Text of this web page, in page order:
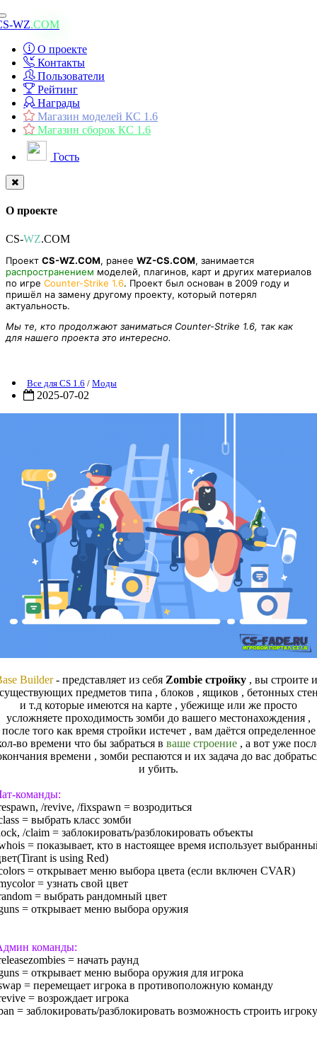
Toggle
navigation
WZ.COM
О проекте
Контакты
Пользователи
Рейтинг
Награды
Магазин моделей КС 1.6
Магазин сборок КС 1.6
Гость
О проекте
CS-WZ.COM
Проект CS-WZ.COM, ранее WZ-CS.COM, занимается
распространением моделей, плагинов, карт и других материалов
по игре Counter-Strike 1.6. Проект был основан в 2009 году и
пришёл на замену другому проекту, который потерял
актуальность.
Мы те, кто продолжают заниматься Counter-Strike 1.6, так как
для нашего проекта это интересно.
Все для CS 1.6 / Моды
2025-07-02
Builder- представляет из себя Zombie стройку , вы строите
предметов типа , блоков , ящиков , бетонных
и т.д которые имеются на карте , убежище или же просто
усложняете проходимость зомби до вашего местонахождения ,
после того как время стройки истечет , вам даётся определенное
во времени что бы забраться в ваше строение, а вот уже
времени , зомби респаются и их задача до вас
и убить.
команды:
/revive, /fixspawn = возродиться
= выбрать класс зомби
/claim = заблокировать/разблокировать объекты
= показывает, кто в настоящее время использует
is using Red)
= открывает меню выбора цвета (если включен CVAR)
= узнать свой цвет
= выбрать рандомный цвет
= открывает меню выбора оружия
команды:
= начать раунд
= открывает меню выбора оружия для игрока
= перемещает игрока в противоположную команду
= возрождает игрока
= заблокировать/разблокировать возможность строить игроку